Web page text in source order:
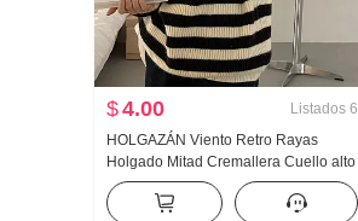
$4.00 Listados 6
HOLGAZÁN Viento Retro Rayas
Holgado Mitad Cremallera Cuello alto
Estilo coreano Jersey de mujer Otoño
Invierno Nuevo Casual Cuello